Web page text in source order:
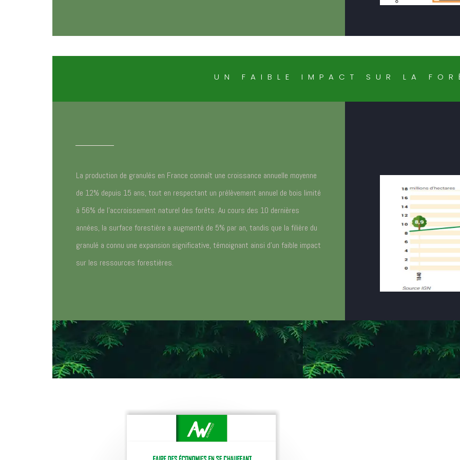
UN FAIBLE IMPACT SUR LA
La production de granulés en France connaît une croissance annuelle moyenne
de 12% depuis 15 ans, tout en respectant un prélèvement annuel de bois limité
à 56% de l’accroissement naturel des forêts. Au cours des 10 dernières
années, la surface forestière a augmenté de 5% par an, tandis que la filière du
granulé a connu une expansion significative, témoignant ainsi d’un faible impact
sur les ressources forestières.